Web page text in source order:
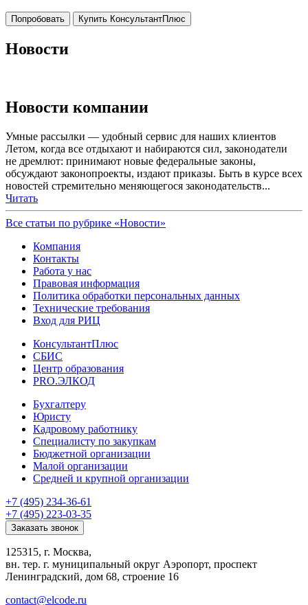
Попробовать Купить КонсультантПлюс
Новости
Новости компании
Умные рассылки — удобный сервис для наших клиентов
Летом, когда все отдыхают и набираются сил, законодатели
не дремлют: принимают новые федеральные законы,
обсуждают законопроекты, издают приказы. Быть в курсе всех
новостей стремительно меняющегося законодательств...
Читать
Все статьи по рубрике «Новости»
Компания
Контакты
Работа у нас
Правовая информация
Политика обработки персональных данных
Технические требования
Вход для РИЦ
КонсультантПлюс
СБИС
Центр образования
PRO.ЭЛКОД
Бухгалтеру
Юристу
Кадровому работнику
Специалисту по закупкам
Бюджетной организации
Малой организации
Средней и крупной организации
+7 (495) 234-36-61
+7 (495) 223-03-35
Заказать звонок
125315, г. Москва,
вн. тер. г. муниципальный округ Аэропорт, проспект
Ленинградский, дом 68, строение 16
contact@elcode.ru